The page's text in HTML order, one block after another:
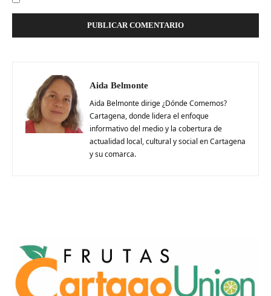
Aida Belmonte
Aida Belmonte dirige ¿Dónde Comemos?
Cartagena, donde lidera el enfoque
informativo del medio y la cobertura de
actualidad local, cultural y social en Cartagena
y su comarca.